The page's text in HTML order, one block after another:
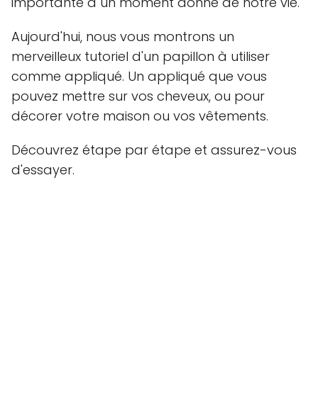
Aujourd'hui, nous vous montrons un
merveilleux tutoriel d'un papillon à utiliser
comme appliqué. Un appliqué que vous
pouvez mettre sur vos cheveux, ou pour
décorer votre maison ou vos vêtements.
Découvrez étape par étape et assurez-vous
d'essayer.